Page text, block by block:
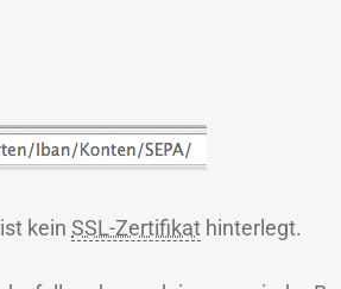
kein SSL-Zertifikat hinterlegt.